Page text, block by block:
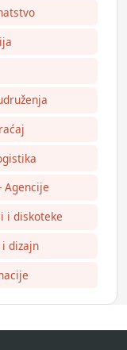
Agencije
i diskoteke
dizajn